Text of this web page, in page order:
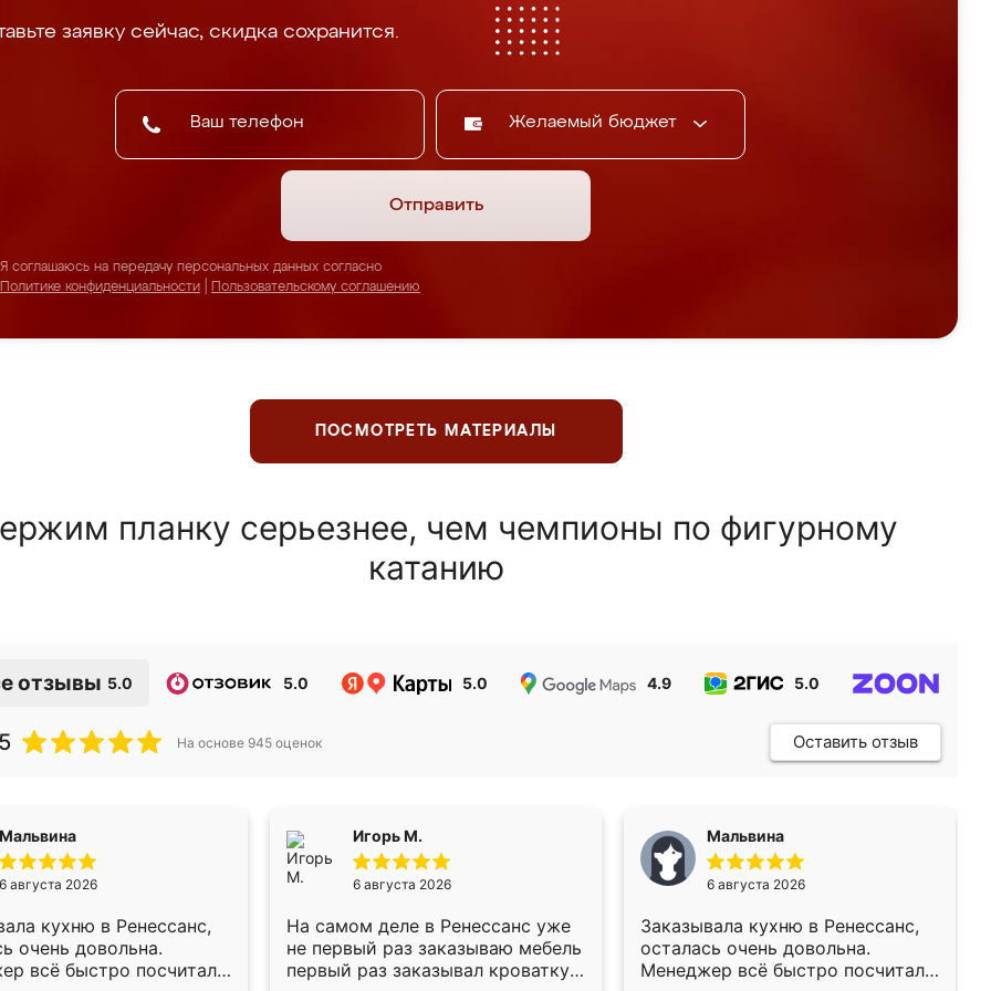
заявку сейчас, скидка сохранится.
Желаемый бюджет
Отправить
Я соглашаюсь на передачу персональных данных согласно
Политике конфиденциальности
Пользовательскому соглашению
ПОСМОТРЕТЬ МАТЕРИАЛЫ
планку серьезнее, чем чемпионы по фигурному
катанию
отзывы 5.0 5.0 5.0 4.9 5.0
На основе 945 оценок Оставить отзыв
Мальвина
6 августа 2026
кухню в Ренессанс,
очень довольна.
всё быстро посчитала,
Игорь М.
6 августа 2026
На самом деле в Ренессанс уже
не первый раз заказываю мебель
первый раз заказывал кроватку
Мальвина
6 августа 2026
Заказывала кухню в Ренессанс,
осталась очень довольна.
Менеджер всё быстро посчитала,